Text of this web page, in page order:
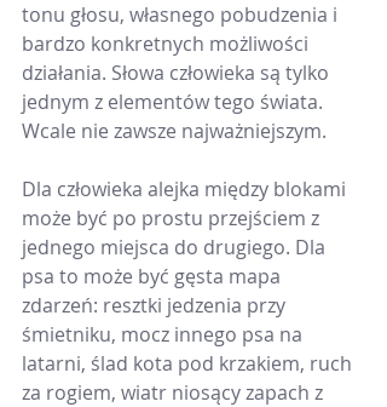
tonu głosu, własnego pobudzenia i
bardzo konkretnych możliwości
działania. Słowa człowieka są tylko
jednym z elementów tego świata.
Wcale nie zawsze najważniejszym.
Dla człowieka alejka między blokami
może być po prostu przejściem z
jednego miejsca do drugiego. Dla
psa to może być gęsta mapa
zdarzeń: resztki jedzenia przy
śmietniku, mocz innego psa na
latarni, ślad kota pod krzakiem, ruch
za rogiem, wiatr niosący zapach z